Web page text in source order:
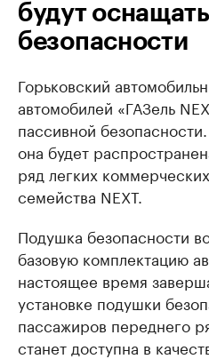
будут
безопасности
Горьковский
автомобилей «ГАЗель
пассивной
она будет
ряд легких
семейства NEXT.
Подушка безопасности
базовую комплектацию
настоящее время
установке подушки
пассажиров переднего
станет доступна в